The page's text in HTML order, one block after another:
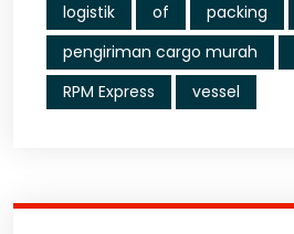
logistik
of packing
pengiriman cargo murah
RPM Express
vessel